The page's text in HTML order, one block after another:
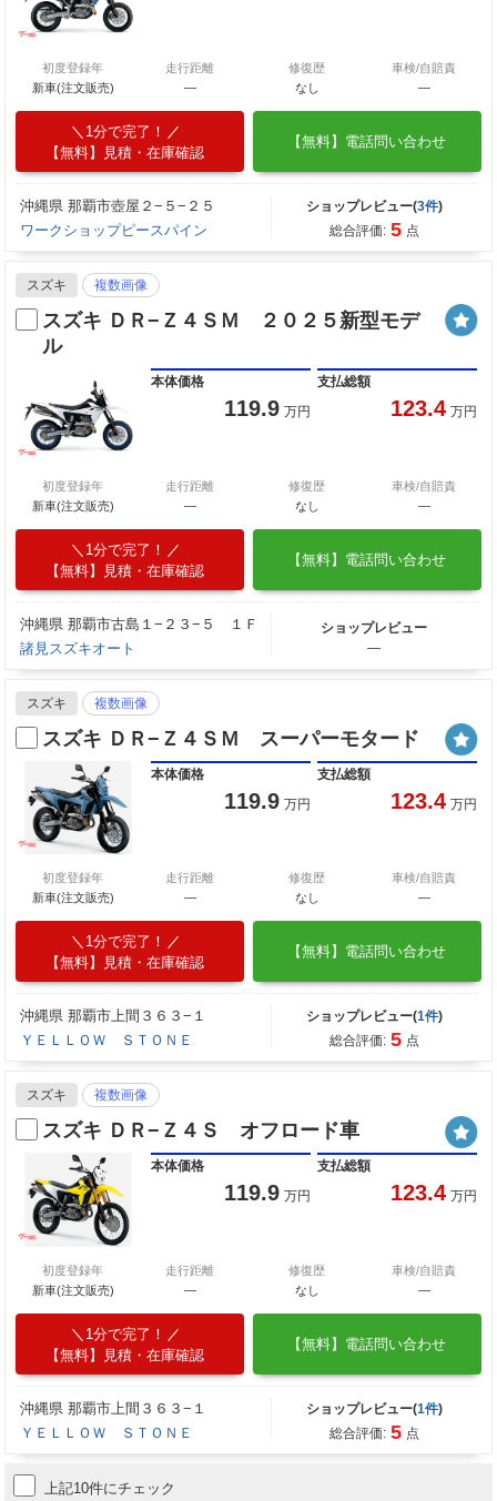
初度登録年
新車(注文販売)
走行距離
―
修復歴
なし
車検/自賠責
―
1分で完了！
【無料】見積・在庫確認
【無料】電話問い合わせ
沖縄県 那覇市壺屋２−５−２５
ワークショップピースパイン
ショップレビュー(3件)
総合評価: 5 点
スズキ 複数画像
スズキ ＤＲ−Ｚ４ＳＭ ２０２５新型モデ
ル
本体価格
119.9 万円
支払総額
123.4 万円
初度登録年
新車(注文販売)
走行距離
―
修復歴
なし
車検/自賠責
―
1分で完了！
【無料】見積・在庫確認
【無料】電話問い合わせ
沖縄県 那覇市古島１−２３−５ １Ｆ
諸見スズキオート
ショップレビュー
―
スズキ 複数画像
スズキ ＤＲ−Ｚ４ＳＭ スーパーモタード
本体価格
119.9 万円
支払総額
123.4 万円
初度登録年
新車(注文販売)
走行距離
―
修復歴
なし
車検/自賠責
―
1分で完了！
【無料】見積・在庫確認
【無料】電話問い合わせ
沖縄県 那覇市上間３６３−１
ＹＥＬＬＯＷ ＳＴＯＮＥ
ショップレビュー(1件)
総合評価: 5 点
スズキ 複数画像
スズキ ＤＲ−Ｚ４Ｓ オフロード車
本体価格
119.9 万円
支払総額
123.4 万円
初度登録年
新車(注文販売)
走行距離
―
修復歴
なし
車検/自賠責
―
1分で完了！
【無料】見積・在庫確認
【無料】電話問い合わせ
沖縄県 那覇市上間３６３−１
ＹＥＬＬＯＷ ＳＴＯＮＥ
ショップレビュー(1件)
総合評価: 5 点
上記10件にチェック